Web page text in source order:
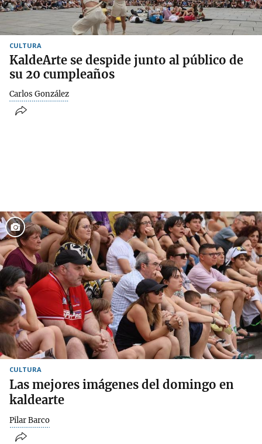
CULTURA
KaldeArte se despide junto al público de
su 20 cumpleaños
Carlos González
CULTURA
Las mejores imágenes del domingo en
kaldearte
Pilar Barco